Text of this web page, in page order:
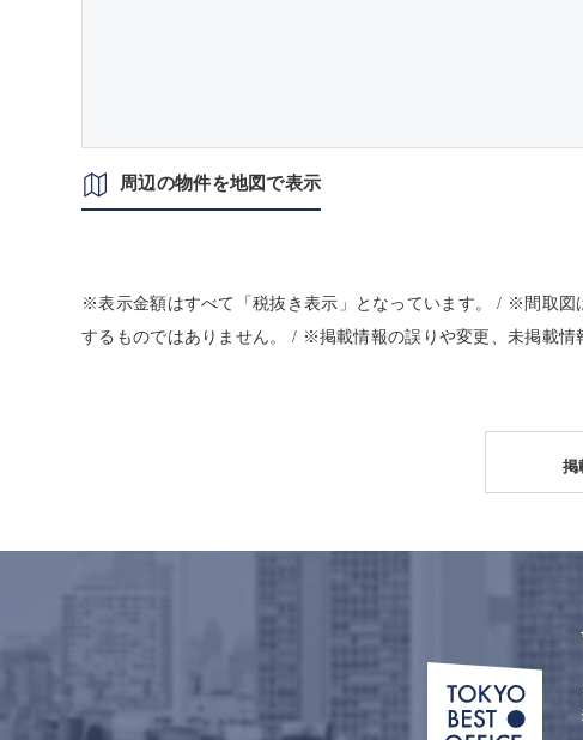
周辺の物件を地図で表示
※表示金額はすべて「税抜き表示」となっています。 / ※間取
するものではありません。 / ※掲載情報の誤りや変更、未掲載
掲